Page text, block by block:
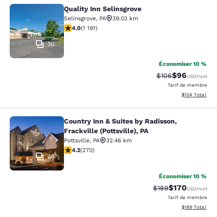
Quality Inn Selinsgrove
30
Quality Inn Selinsgrove
Selinsgrove, PA
39.03 km
4.03 étoiles. Très bon. 1191 commentaires
4.0(1 191)
Économiser 10 %
Tarif barré :
$106Tarif réduit :
$96USD/nuit
Tarif de membre
Afficher les
$104 Total
Country Inn & Suites by Radisson,
30
Country Inn & Suites by Radisson,
Frackville (Pottsville), PA
Pottsville, PA
32.46 km
4.24 étoiles. Excellent. 270 commentaires
4.2(270)
Économiser 10 %
Tarif barré :
$189Tarif réduit :
$170USD/nuit
Tarif de membre
Afficher les
$189 Total